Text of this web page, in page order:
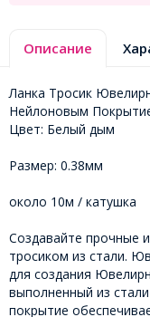
Описание
Ланка Тросик
Нейлоновым
Цвет: Белый дым
Размер: 0.38мм
около 10м / катушка
Создавайте прочные
тросиком из стали.
для создания
выполненный из
покрытие